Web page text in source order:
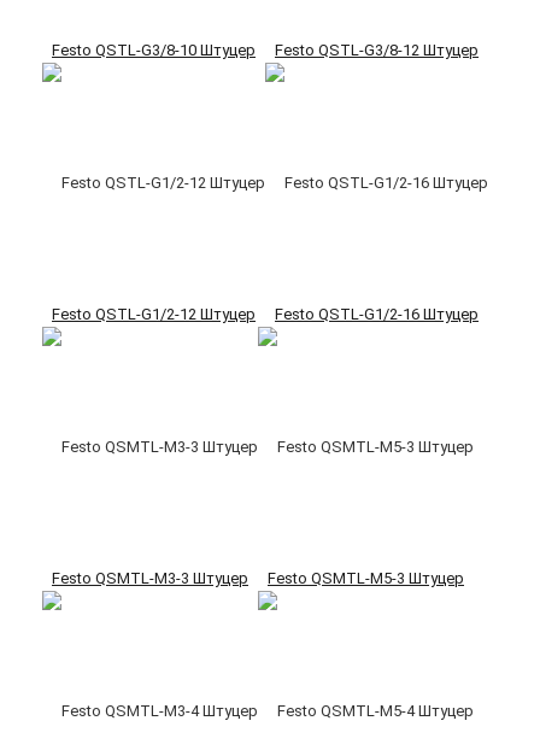
Festo QSTL-G3/8-10 Штуцер Festo QSTL-G3/8-12 Штуцер
Festo QSTL-G1/2-12 Штуцер Festo QSTL-G1/2-16 Штуцер
Festo QSMTL-M3-3 Штуцер Festo QSMTL-M5-3 Штуцер